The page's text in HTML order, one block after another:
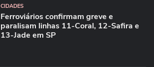
CIDADES
Ferroviários confirmam greve e
paralisam linhas 11-Coral, 12-Safira e
13-Jade em SP